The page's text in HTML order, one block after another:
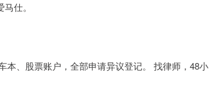
仕。
本、股票账户，全部申请异议登记。 找律师，48小